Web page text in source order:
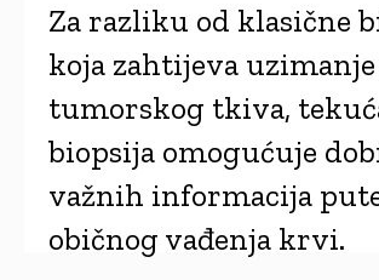
Za razliku od klasične
koja zahtijeva
tumorskog tkiva,
biopsija omogućuje
važnih informacija
običnog vađenja krvi.